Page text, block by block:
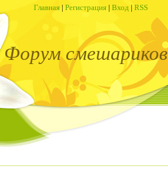
Главная | Регистрация | Вход | RSS
Форум смешариков